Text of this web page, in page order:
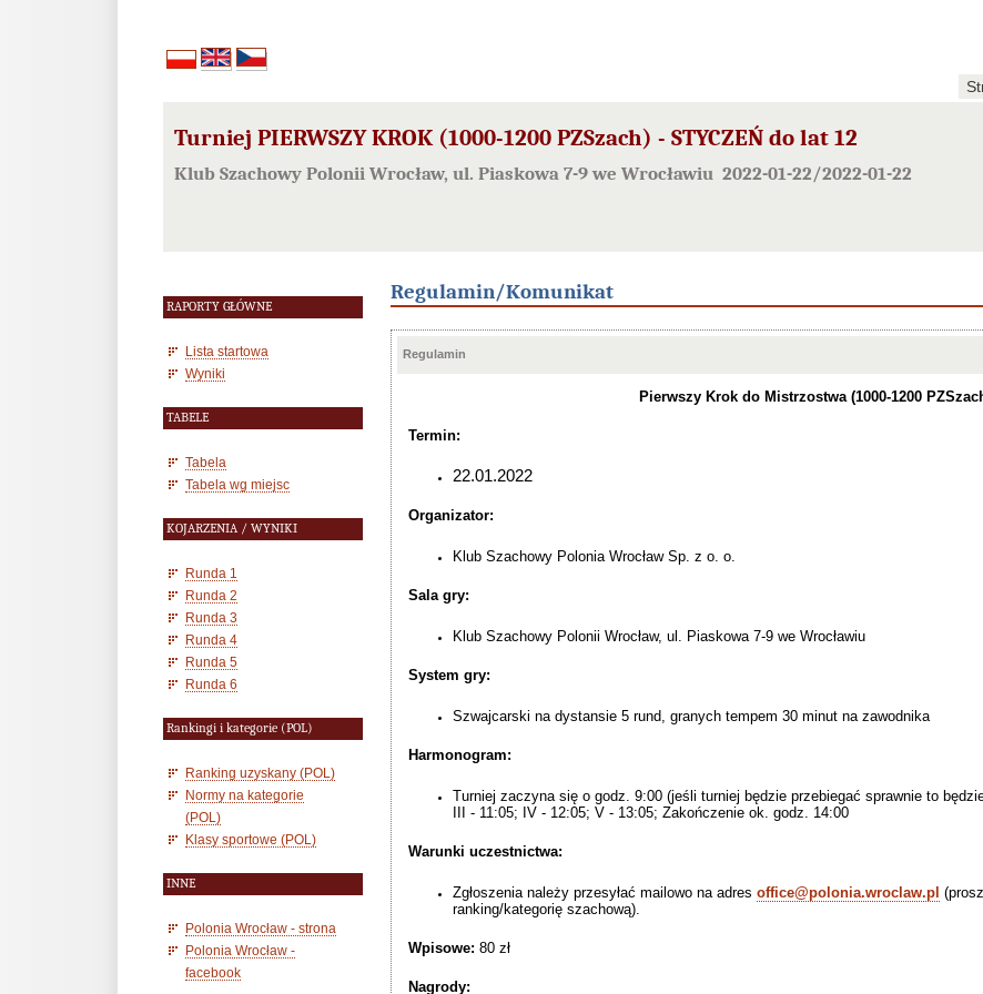
Turniej PIERWSZY KROK (1000-1200 PZSzach) - STYCZEŃ do lat 12
Klub Szachowy Polonii Wrocław, ul. Piaskowa 7-9 we Wrocławiu 2022-01-22/2022-01-22
RAPORTY GŁÓWNE
Lista startowa
Wyniki
TABELE
Tabela
Tabela wg miejsc
KOJARZENIA / WYNIKI
Runda 1
Runda 2
Runda 3
Runda 4
Runda 5
Runda 6
Rankingi i kategorie (POL)
Ranking uzyskany (POL)
Normy na kategorie
(POL)
Klasy sportowe (POL)
INNE
Polonia Wrocław - strona
Polonia Wrocław -
facebook
Regulamin/Komunikat
Regulamin
Pierwszy Krok do Mistrzostwa (1000-1200
Termin:
22.01.2022
Organizator:
Klub Szachowy Polonia Wrocław Sp. z o. o.
Sala gry:
Klub Szachowy Polonii Wrocław, ul. Piaskowa 7-9 we Wrocławiu
System gry:
Szwajcarski na dystansie 5 rund, granych tempem 30 minut na zawodnika
Harmonogram:
Turniej zaczyna się o godz. 9:00 (jeśli turniej będzie przebiegać sprawnie to
III - 11:05; IV - 12:05; V - 13:05; Zakończenie ok. godz. 14:00
Warunki uczestnictwa:
Zgłoszenia należy przesyłać mailowo na adres office@polonia.wroclaw.pl
ranking/kategorię szachową).
Wpisowe: 80 zł
Nagrody: